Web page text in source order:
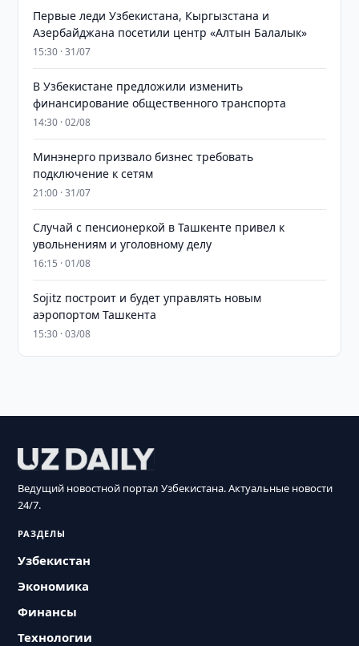
Первые леди Узбекистана, Кыргызстана и
Азербайджана посетили центр «Алтын Балалык»
15:30 · 31/07
В Узбекистане предложили изменить
финансирование общественного транспорта
14:30 · 02/08
Минэнерго призвало бизнес требовать
подключение к сетям
21:00 · 31/07
Случай с пенсионеркой в Ташкенте привел к
увольнениям и уголовному делу
16:15 · 01/08
Sojitz построит и будет управлять новым
аэропортом Ташкента
15:30 · 03/08
Ведущий новостной портал Узбекистана. Актуальные новости
24/7.
РАЗДЕЛЫ
Узбекистан
Экономика
Финансы
Технологии